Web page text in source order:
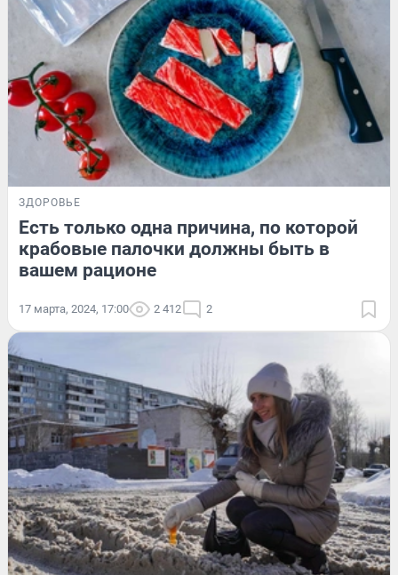
ЗДОРОВЬЕ
Есть только одна причина, по которой
крабовые палочки должны быть в
вашем рационе
17 марта, 2024, 17:00 2 412 2